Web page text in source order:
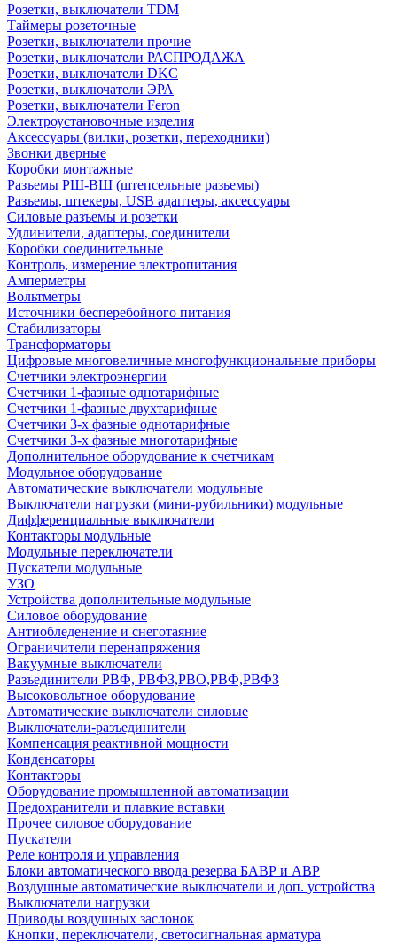
Розетки, выключатели TDM
Таймеры розеточные
Розетки, выключатели прочие
Розетки, выключатели РАСПРОДАЖА
Розетки, выключатели DKC
Розетки, выключатели ЭРА
Розетки, выключатели Feron
Электроустановочные изделия
Аксессуары (вилки, розетки, переходники)
Звонки дверные
Коробки монтажные
Разъемы РШ-ВШ (штепсельные разьемы)
Разъемы, штекеры, USB адаптеры, аксессуары
Силовые разъемы и розетки
Удлинители, адаптеры, соединители
Коробки соединительные
Контроль, измерение электропитания
Амперметры
Вольтметры
Источники бесперебойного питания
Стабилизаторы
Трансформаторы
Цифровые многовеличные многофункциональные приборы
Счетчики электроэнергии
Счетчики 1-фазные однотарифные
Счетчики 1-фазные двухтарифные
Счетчики 3-х фазные однотарифные
Счетчики 3-х фазные многотарифные
Дополнительное оборудование к счетчикам
Модульное оборудование
Автоматические выключатели модульные
Выключатели нагрузки (мини-рубильники) модульные
Дифференциальные выключатели
Контакторы модульные
Модульные переключатели
Пускатели модульные
УЗО
Устройства дополнительные модульные
Силовое оборудование
Антиобледенение и снеготаяние
Ограничители перенапряжения
Вакуумные выключатели
Разъединители РВФ, РВФЗ,РВО,РВФ,РВФЗ
Высоковольтное оборудование
Автоматические выключатели cиловые
Выключатели-разъединители
Компенсация реактивной мощности
Конденсаторы
Контакторы
Оборудование промышленной автоматизации
Предохранители и плавкие вставки
Прочее силовое оборудование
Пускатели
Реле контроля и управления
Блоки автоматического ввода резерва БАВР и АВР
Воздушные автоматические выключатели и доп. устройства
Выключатели нагрузки
Приводы воздушных заслонок
Кнопки, переключатели, светосигнальная арматура